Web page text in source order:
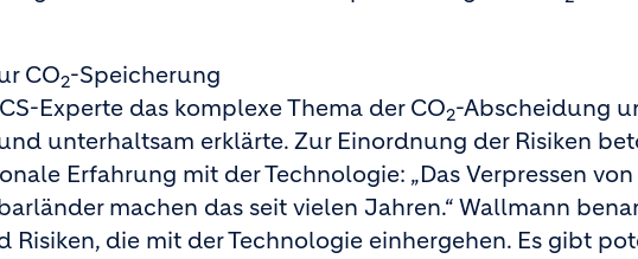
CO2-Speicherung
Experte das komplexe Thema der CO2-Abscheidung
unterhaltsam erklärte. Zur Einordnung der Risiken
Erfahrung mit der Technologie: „Das Verpressen von
machen das seit vielen Jahren.“ Wallmann
die mit der Technologie einhergehen. Es gibt